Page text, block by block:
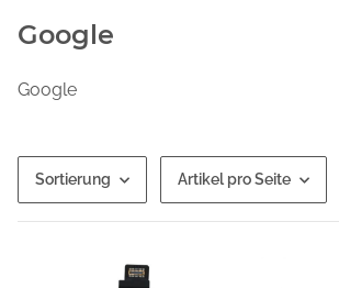
Google
Google
Sortierung Artikel pro Seite